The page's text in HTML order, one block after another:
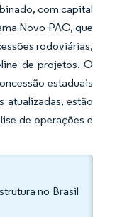
com capital
Novo PAC, que
rodoviárias,
de projetos. O
estaduais
atualizadas, estão
de operações e
no Brasil